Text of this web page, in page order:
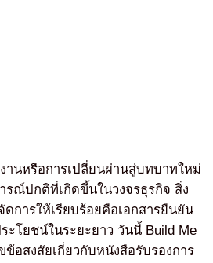
านหรือการเปลี่ยนผ่านสู่บทบาทใหม่
รณ์ปกติที่เกิดขึ้นในวงจรธุรกิจ สิ่ง
การให้เรียบร้อยคือเอกสารยืนยัน
ะโยชน์ในระยะยาว วันนี้ Build Me
ข้อสงสัยเกี่ยวกับหนังสือรับรองการ